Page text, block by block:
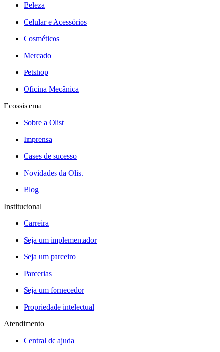
Beleza
Celular e Acessórios
Cosméticos
Mercado
Petshop
Oficina Mecânica
Ecossistema
Sobre a Olist
Imprensa
Cases de sucesso
Novidades da Olist
Blog
Institucional
Carreira
Seja um implementador
Seja um parceiro
Parcerias
Seja um fornecedor
Propriedade intelectual
Atendimento
Central de ajuda